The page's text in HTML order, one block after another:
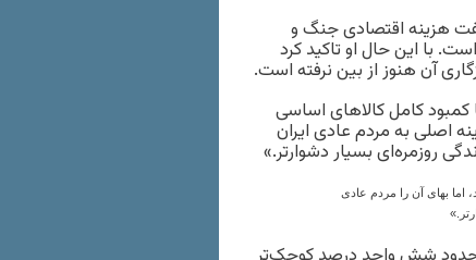
هزینه اقتصادی جنگ و
با این حال او تاکید کرد
آن هنوز از بین نرفته است.
کمبود کامل کالاهای اساسی
اصلی به مردم عادی ایران
روزمره‌ای بسیار دشوارتر.»
اما بهای آن را مردم عادی